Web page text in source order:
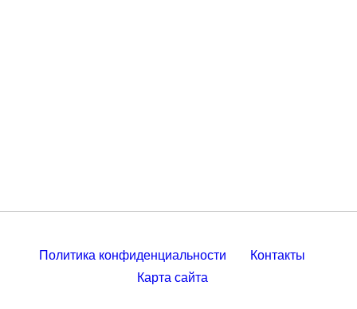
Политика конфиденциальности
Контакты
Карта сайта